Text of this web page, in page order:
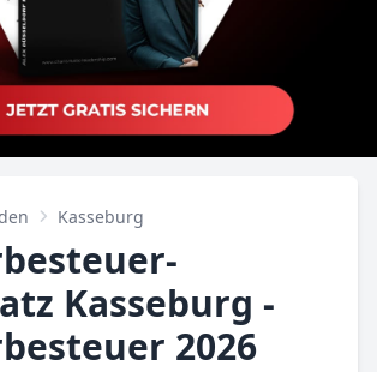
Kasseburg
Kasseburg -
2026